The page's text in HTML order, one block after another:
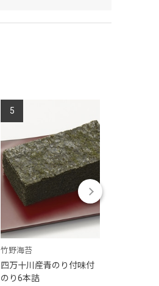
5
竹野海苔
四万十川産青のり付味付
のり6本詰